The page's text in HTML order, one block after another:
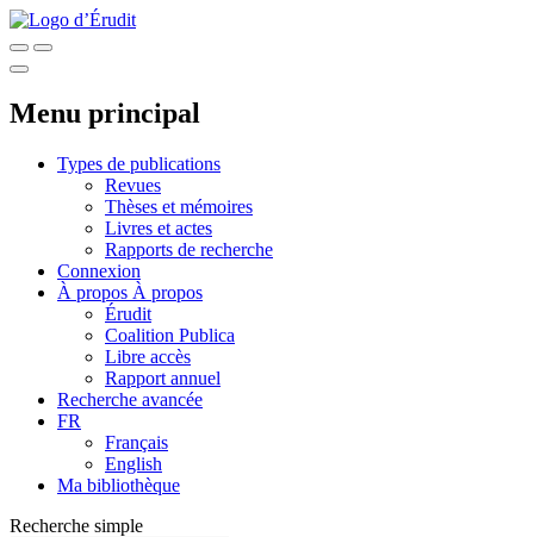
Menu principal
Types de publications
Revues
Thèses et mémoires
Livres et actes
Rapports de recherche
Connexion
À propos À propos
Érudit
Coalition Publica
Libre accès
Rapport annuel
Recherche avancée
FR
Français
English
Ma bibliothèque
Recherche simple